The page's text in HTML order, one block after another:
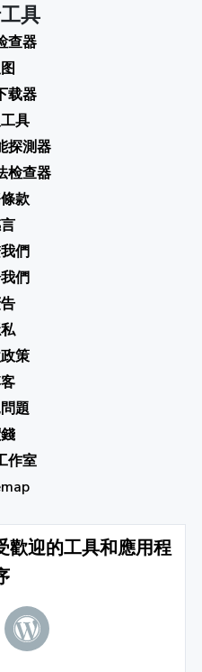
具
查器
载器
具
探測器
检查器
款
們
們
策
題
作室
歡迎的工具和應用程